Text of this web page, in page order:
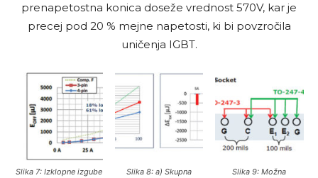
prenapetostna konica doseže vrednost 570V, kar je
precej pod 20 % mejne napetosti, ki bi povzročila
uničenja IGBT.
Slika 7: Izklopne izgube
Slika 8: a) Skupna
Slika 9: Možna